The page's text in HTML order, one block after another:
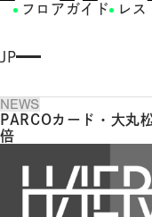
フロアガイド レス
JP
G
LI
S
NEWS
PARCOカード・大丸
倍